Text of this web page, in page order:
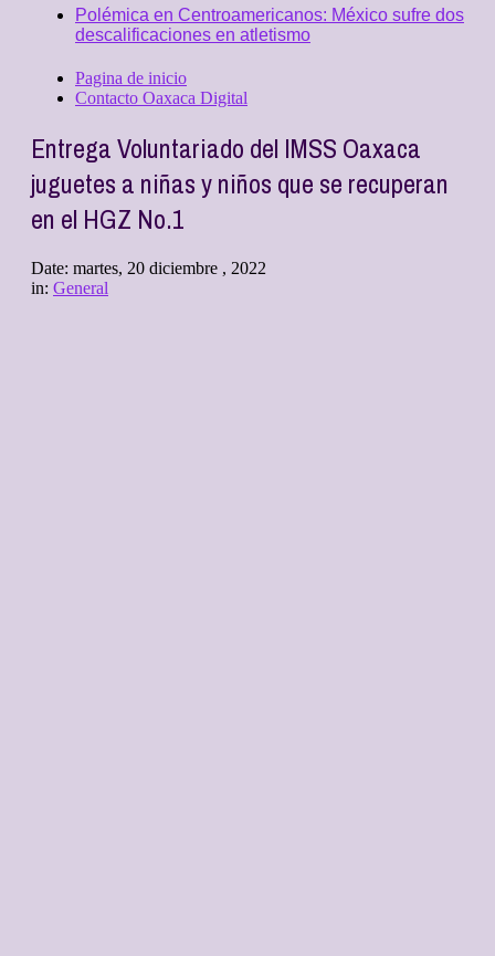
Polémica en Centroamericanos: México sufre dos
descalificaciones en atletismo
Pagina de inicio
Contacto Oaxaca Digital
Entrega Voluntariado del IMSS Oaxaca
juguetes a niñas y niños que se recuperan
en el HGZ No.1
Date: martes, 20 diciembre , 2022
in: General